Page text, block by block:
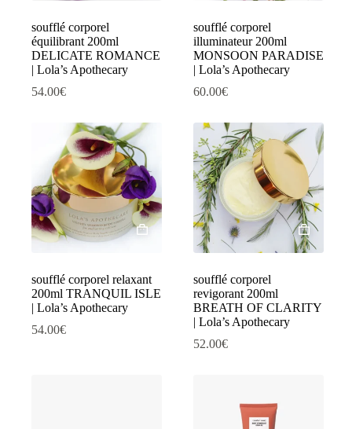
soufflé corporel
équilibrant 200ml
DELICATE ROMANCE
| Lola’s Apothecary
54.00€
soufflé corporel
illuminateur 200ml
MONSOON PARADISE
| Lola’s Apothecary
60.00€
soufflé corporel relaxant
200ml TRANQUIL ISLE
| Lola’s Apothecary
54.00€
soufflé corporel
revigorant 200ml
BREATH OF CLARITY
| Lola’s Apothecary
52.00€